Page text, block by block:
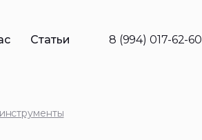
Статьи 8 (994) 017-62-60